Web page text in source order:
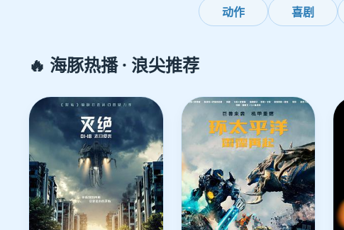
动作 喜剧
🔥 海豚热播 · 浪尖推荐